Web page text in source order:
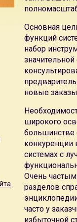
компании,
создание промо-
веб-дизайна
проверена
сайта
сайтов в
сайта.
на выбор.
позволяет
мы
лишних
для сайта
Основная
функций
набор
новые
широкого
большинстве
конкуренции
системах с
Очень
разделов
часто у
избыточной